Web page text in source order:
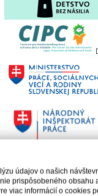
údajov o našich
prispôsobeného obsahu
viac informácií o cookies